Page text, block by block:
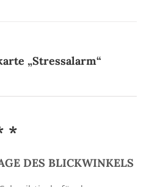
„Stressalarm“
*
DES BLICKWINKELS